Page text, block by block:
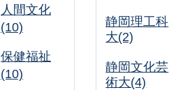
人間文化
(10)
保健福祉
(10)
静岡理工科
大(2)
静岡文化芸
術大(4)